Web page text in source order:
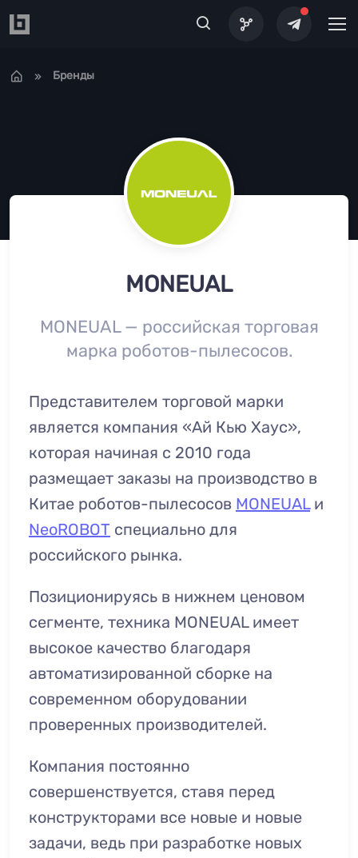
Бренды
MONEUAL
MONEUAL — российская торговая
марка роботов-пылесосов.
Представителем торговой марки
является компания «Ай Кью Хаус»,
которая начиная с 2010 года
размещает заказы на производство в
Китае роботов-пылесосов MONEUALи
NeoROBOT специально для
российского рынка.
Позиционируясь в нижнем ценовом
сегменте, техника MONEUAL имеет
высокое качество благодаря
автоматизированной сборке на
современном оборудовании
проверенных производителей.
Компания постоянно
совершенствуется, ставя перед
конструкторами все новые и новые
задачи, ведь при разработке новых